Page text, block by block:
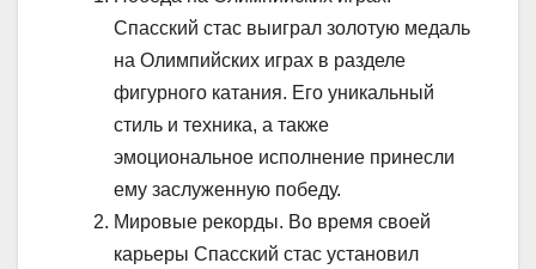
Спасский стас выиграл золотую медаль
на Олимпийских играх в разделе
фигурного катания. Его уникальный
стиль и техника, а также
эмоциональное исполнение принесли
ему заслуженную победу.
Мировые рекорды. Во время своей
карьеры Спасский стас установил